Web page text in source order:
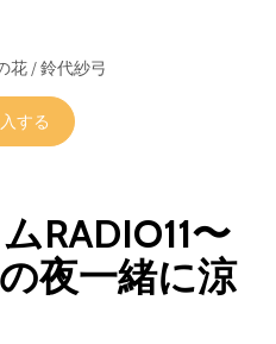
花 / 鈴代紗弓
する
RADIO11〜
夜一緒に涼